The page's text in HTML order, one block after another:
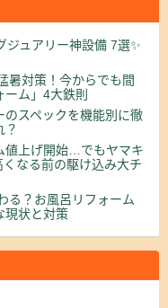
ュアリー神設備 7選✨
暑対策！今からでも間
ム」4大鉄則
のスペックを機能別に徹
？
値上げ開始…でもヤマキ
なる前の駆け込み大チ
る？お風呂リフォーム
現状と対策